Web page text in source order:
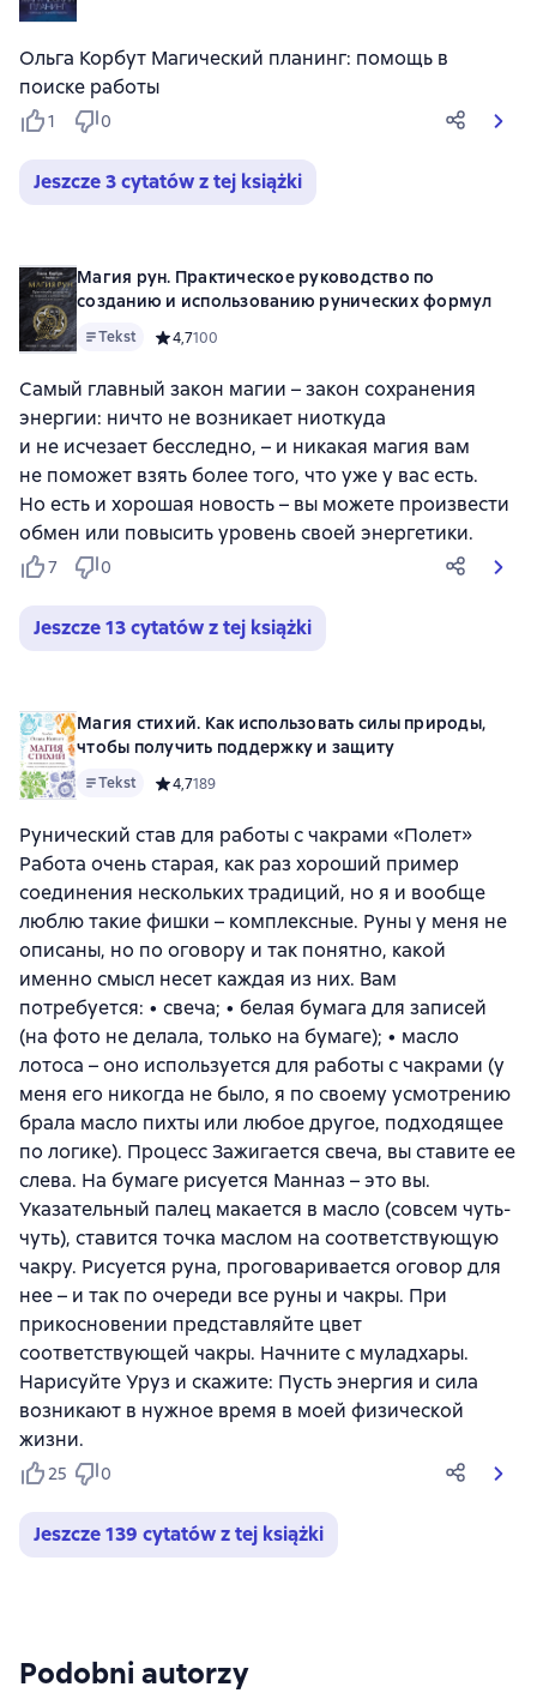
Ольга Корбут Магический планинг: помощь в
поиске работы
1 0
Jeszcze 3 cytatów z tej książki
Магия рун. Практическое руководство по
созданию и использованию рунических формул
Tekst Средний рейтинг 4,7 на основе 100 оценок
4,7100
Самый главный закон магии – закон сохранения
энергии: ничто не возникает ниоткуда
и не исчезает бесследно, – и никакая магия вам
не поможет взять более того, что уже у вас есть.
Но есть и хорошая новость – вы можете произвести
обмен или повысить уровень своей энергетики.
7 0
Jeszcze 13 cytatów z tej książki
Магия стихий. Как использовать силы природы,
чтобы получить поддержку и защиту
Tekst Средний рейтинг 4,7 на основе 189 оценок
4,7189
Рунический став для работы с чакрами «Полет»
Работа очень старая, как раз хороший пример
соединения нескольких традиций, но я и вообще
люблю такие фишки – комплексные. Руны у меня не
описаны, но по оговору и так понятно, какой
именно смысл несет каждая из них. Вам
потребуется: • свеча; • белая бумага для записей
(на фото не делала, только на бумаге); • масло
лотоса – оно используется для работы с чакрами (у
меня его никогда не было, я по своему усмотрению
брала масло пихты или любое другое, подходящее
по логике). Процесс Зажигается свеча, вы ставите ее
слева. На бумаге рисуется Манназ – это вы.
Указательный палец макается в масло (совсем чуть-
чуть), ставится точка маслом на соответствующую
чакру. Рисуется руна, проговаривается оговор для
нее – и так по очереди все руны и чакры. При
прикосновении представляйте цвет
соответствующей чакры. Начните с муладхары.
Нарисуйте Уруз и скажите: Пусть энергия и сила
возникают в нужное время в моей физической
жизни.
25 0
Jeszcze 139 cytatów z tej książki
Podobni autorzy